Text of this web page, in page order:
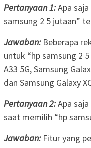
Pertanyaan 1:Apa
samsung 2 5 jutaan”
Jawaban:Beberapa
untuk “hp samsung 2
A33 5G, Samsung
dan Samsung Galaxy
Pertanyaan 2:Apa
saat memilih “hp
Jawaban:Fitur yang